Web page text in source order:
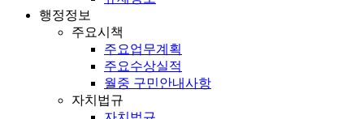
행정정보
주요시책
주요업무계획
주요수상실적
월중 구민안내사항
자치법규